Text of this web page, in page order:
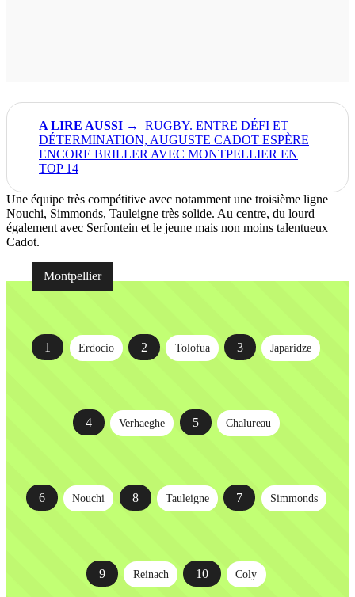
RUGBY. ENTRE DÉFI ET
DÉTERMINATION, AUGUSTE CADOT ESPÈRE
ENCORE BRILLER AVEC MONTPELLIER EN
TOP 14
Une équipe très compétitive avec notamment une troisième ligne
Nouchi, Simmonds, Tauleigne très solide. Au centre, du lourd
également avec Serfontein et le jeune mais non moins talentueux
Cadot.
Montpellier
1 Erdocio 2 Tolofua 3 Japaridze
4 Verhaeghe 5 Chalureau
6 Nouchi 8 Tauleigne 7 Simmonds
9 Reinach 10 Coly